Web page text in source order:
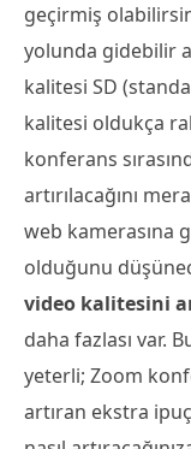
geçirmiş
yolunda gidebilir
kalitesi SD
kalitesi oldukça
konferans
artırılacağını
web kamerasına
olduğunu
video kalitesini
daha fazlası var.
yeterli; Zoom
artıran ekstra